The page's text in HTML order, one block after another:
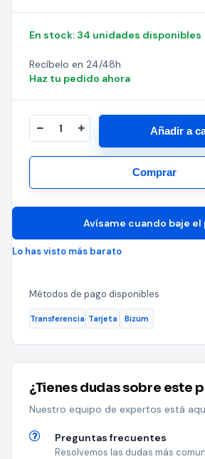
En stock: 34 unidades disponibles
Recíbelo en 24/48h
Haz tu pedido ahora
Añadir a
Comprar
Avísame cuando baje el
Lo has visto más barato
Métodos de pago disponibles
Transferencia Tarjeta Bizum
¿Tienes dudas sobre este
Nuestro equipo de expertos está
Preguntas frecuentes
Resolvemos las dudas más